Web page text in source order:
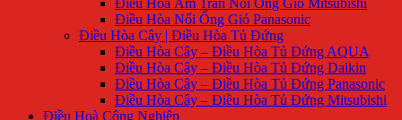
Điều Hòa Âm Trần Nối Ống Gió Mitsubishi
Điều Hòa Nối Ống Gió Panasonic
Điều Hòa Cây | Điều Hòa Tủ Đứng
Điều Hòa Cây – Điều Hòa Tủ Đứng AQUA
Điều Hòa Cây – Điều Hòa Tủ Đứng Daikin
Điều Hòa Cây – Điều Hòa Tủ Đứng Panasonic
Điều Hòa Cây – Điều Hòa Tủ Đứng Mitsubishi
Điều Hoà Công Nghiệp